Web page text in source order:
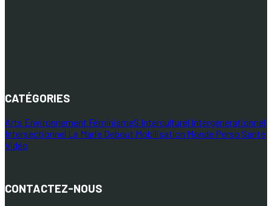
CATÉGORIES
Arts Environnement FéminismeS Interculturel Intergénérationnel
Intersectionnel La Marie Debout Mobilisation Monde Perso Santé
Vidéo
CONTACTEZ-NOUS